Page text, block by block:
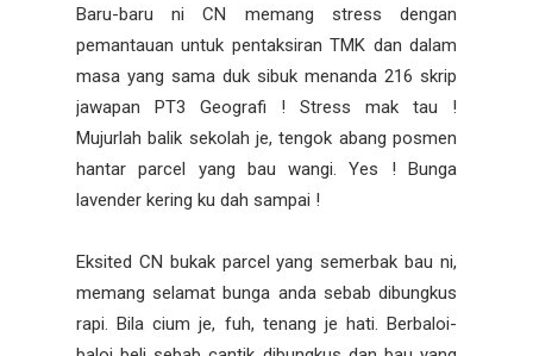
Baru-baru ni CN memang stress dengan
pemantauan untuk pentaksiran TMK dan dalam
masa yang sama duk sibuk menanda 216 skrip
jawapan PT3 Geografi ! Stress mak tau !
Mujurlah balik sekolah je, tengok abang posmen
hantar parcel yang bau wangi. Yes ! Bunga
lavender kering ku dah sampai !
Eksited CN bukak parcel yang semerbak bau ni,
memang selamat bunga anda sebab dibungkus
rapi. Bila cium je, fuh, tenang je hati. Berbaloi-